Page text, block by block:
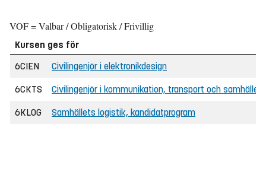
VOF = Valbar / Obligatorisk / Frivillig
Kursen ges för
6CIEN
Civilingenjör i elektronikdesign
6CKTS Civilingenjör i kommunikation, transport och samhälle
6KLOG Samhällets logistik, kandidatprogram